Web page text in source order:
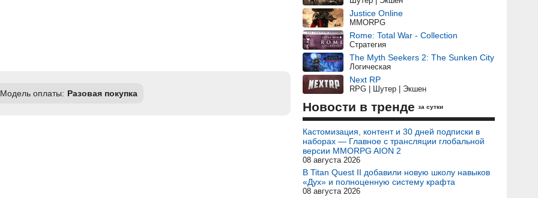
Модель оплаты: Разовая покупка
Justice Online
MMORPG
Rome: Total War - Collection
Стратегия
The Myth Seekers 2: The Sunken City
Логическая
Next RP
RPG | Шутер | Экшен
Новости в тренде за сутки
Кастомизация, контент и 30 дней подписки в
наборах — Главное с трансляции глобальной
версии MMORPG AION 2
08 августа 2026
В Titan Quest II добавили новую школу навыков
«Дух» и полноценную систему крафта
08 августа 2026